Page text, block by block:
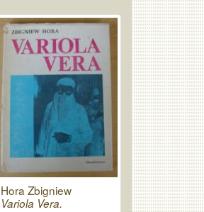
Hora Zbigniew
Variola Vera.